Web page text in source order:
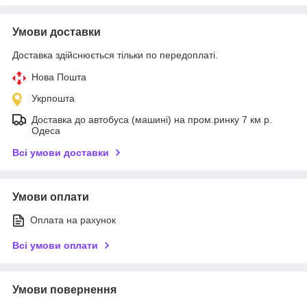
Умови доставки
Доставка здійснюється тільки по передоплаті.
Нова Пошта
Укрпошта
Доставка до автобуса (машині) на пром.ринку 7 км р.
Одеса
Всі умови доставки
Умови оплати
Оплата на рахунок
Всі умови оплати
Умови повернення